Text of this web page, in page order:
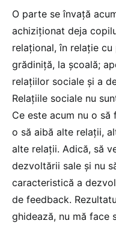
O parte se învață
achiziționat deja
relațional, în relație
grădiniță, la școală;
relațiilor sociale și a
Relațiile sociale nu
Ce este acum nu o
o să aibă alte relații,
alte relații. Adică, să
dezvoltării sale și nu
caracteristică a
de feedback.
ghidează, nu mă face